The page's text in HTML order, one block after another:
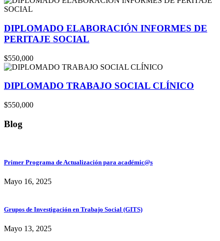
DIPLOMADO ELABORACIÓN INFORMES DE
PERITAJE SOCIAL
$550,000
DIPLOMADO TRABAJO SOCIAL CLÍNICO
$550,000
Blog
Primer Programa de Actualización para académic@s
Mayo 16, 2025
Grupos de Investigación en Trabajo Social (GITS)
Mayo 13, 2025